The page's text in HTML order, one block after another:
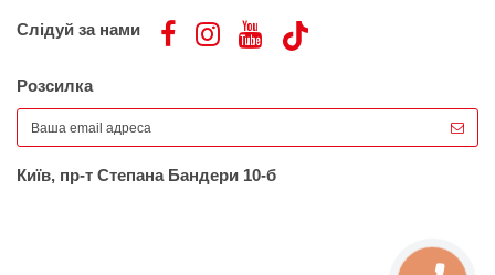
Слідуй за нами
Розсилка
Київ, пр-т Степана Бандери 10-б